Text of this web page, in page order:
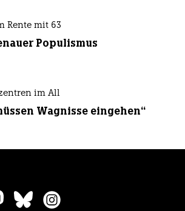
Rente mit 63
Populismus
im All
Wagnisse eingehen“